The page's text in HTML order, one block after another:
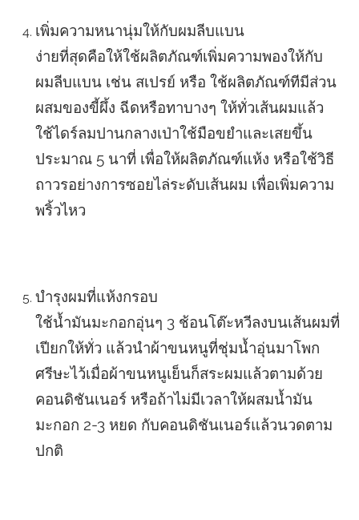
เพิ่มความหนานุ่มให้กับผมลีบแบน
ง่ายที่สุดคือให้ใช้ผลิตภัณฑ์เพิ่มความพองให้กับ
ผมลีบแบน เช่น สเปรย์ หรือ ใช้ผลิตภัณฑ์ทีมีส่วน
ผสมของขี้ผึ้ง ฉีดหรือทาบางๆ ให้ทั่วเส้นผมแล้ว
ใช้ไดร์ลมปานกลางเป่าใช้มือขยำและเสยขึ้น
ประมาณ 5 นาที่ เพื่อให้ผลิตภัณฑ์แห้ง หรือใช้วิธี
ถาวรอย่างการซอยไล่ระดับเส้นผม เพื่อเพิ่มความ
พริ้วไหว
บำรุงผมที่แห้งกรอบ
ใช้น้ำมันมะกอกอุ่นๆ 3 ช้อนโต๊ะหวีลงบนเส้นผมที่
เปียกให้ทั่ว แล้วนำผ้าขนหนูที่ชุ่มน้ำอุ่นมาโพก
ศรีษะไว้เมื่อผ้าขนหนูเย็นก็สระผมแล้วตามด้วย
คอนดิชันเนอร์ หรือถ้าไม่มีเวลาให้ผสมน้ำมัน
มะกอก 2-3 หยด กับคอนดิชันเนอร์แล้วนวดตาม
ปกติ